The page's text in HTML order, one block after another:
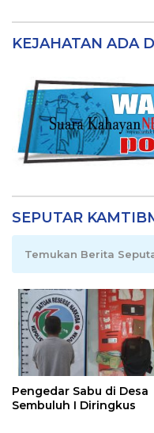
KEJAHATAN ADA
SEPUTAR
Temukan Berita
Pengedar Sabu di Desa
Sembuluh I Diringkus